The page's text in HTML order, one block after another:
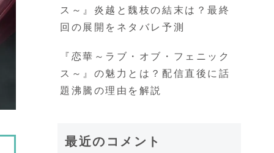
ス～』炎越と魏枝の結末は？最終
回の展開をネタバレ予測
『恋華～ラブ・オブ・フェニック
ス～』の魅力とは？配信直後に話
題沸騰の理由を解説
最近のコメント